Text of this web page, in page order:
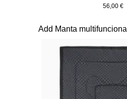
56,00 €
Add Manta
Diapositiva 18 de 20